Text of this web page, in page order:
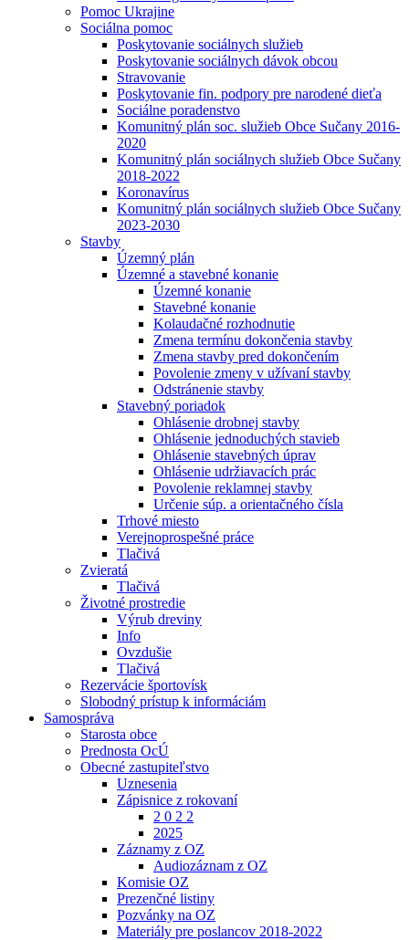
Pomoc Ukrajine
Sociálna pomoc
Poskytovanie sociálnych služieb
Poskytovanie sociálnych dávok obcou
Stravovanie
Poskytovanie fin. podpory pre narodené dieťa
Sociálne poradenstvo
Komunitný plán soc. služieb Obce Sučany 2016-
2020
Komunitný plán sociálnych služieb Obce Sučany
2018-2022
Koronavírus
Komunitný plán sociálnych služieb Obce Sučany
2023-2030
Stavby
Územný plán
Územné a stavebné konanie
Územné konanie
Stavebné konanie
Kolaudačné rozhodnutie
Zmena termínu dokončenia stavby
Zmena stavby pred dokončením
Povolenie zmeny v užívaní stavby
Odstránenie stavby
Stavebný poriadok
Ohlásenie drobnej stavby
Ohlásenie jednoduchých stavieb
Ohlásenie stavebných úprav
Ohlásenie udržiavacích prác
Povolenie reklamnej stavby
Určenie súp. a orientačného čísla
Trhové miesto
Verejnoprospešné práce
Tlačivá
Zvieratá
Tlačivá
Životné prostredie
Výrub dreviny
Info
Ovzdušie
Tlačivá
Rezervácie športovísk
Slobodný prístup k informáciám
Samospráva
Starosta obce
Prednosta OcÚ
Obecné zastupiteľstvo
Uznesenia
Zápisnice z rokovaní
2 0 2 2
2025
Záznamy z OZ
Audiozáznam z OZ
Komisie OZ
Prezenčné listiny
Pozvánky na OZ
Materiály pre poslancov 2018-2022